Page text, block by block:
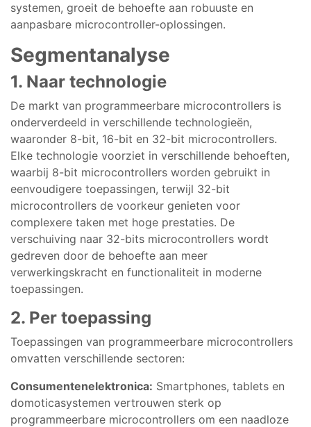
systemen, groeit de behoefte aan robuuste en
aanpasbare microcontroller-oplossingen.
Segmentanalyse
1. Naar technologie
De markt van programmeerbare microcontrollers is
onderverdeeld in verschillende technologieën,
waaronder 8-bit, 16-bit en 32-bit microcontrollers.
Elke technologie voorziet in verschillende behoeften,
waarbij 8-bit microcontrollers worden gebruikt in
eenvoudigere toepassingen, terwijl 32-bit
microcontrollers de voorkeur genieten voor
complexere taken met hoge prestaties. De
verschuiving naar 32-bits microcontrollers wordt
gedreven door de behoefte aan meer
verwerkingskracht en functionaliteit in moderne
toepassingen.
2. Per toepassing
Toepassingen van programmeerbare microcontrollers
omvatten verschillende sectoren:
Consumentenelektronica: Smartphones, tablets en
domoticasystemen vertrouwen sterk op
programmeerbare microcontrollers om een naadloze